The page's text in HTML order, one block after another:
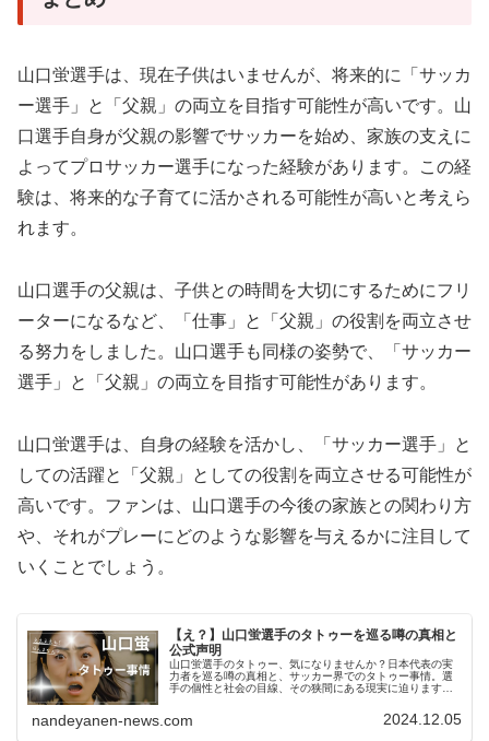
山口蛍選手は、現在子供はいませんが、将来的に「サッカ
ー選手」と「父親」の両立を目指す可能性が高いです。山
口選手自身が父親の影響でサッカーを始め、家族の支えに
よってプロサッカー選手になった経験があります。この経
験は、将来的な子育てに活かされる可能性が高いと考えら
れます。
山口選手の父親は、子供との時間を大切にするためにフリ
ーターになるなど、「仕事」と「父親」の役割を両立させ
る努力をしました。山口選手も同様の姿勢で、「サッカー
選手」と「父親」の両立を目指す可能性があります。
山口蛍選手は、自身の経験を活かし、「サッカー選手」と
しての活躍と「父親」としての役割を両立させる可能性が
高いです。ファンは、山口選手の今後の家族との関わり方
や、それがプレーにどのような影響を与えるかに注目して
いくことでしょう。
【え？】山口蛍選手のタトゥーを巡る噂の真相と
公式声明
山口蛍選手のタトゥー、気になりませんか？日本代表の実
力者を巡る噂の真相と、サッカー界でのタトゥー事情。選
手の個性と社会の目線、その狭間にある現実に迫ります。
nandeyanen-news.com 2024.12.05